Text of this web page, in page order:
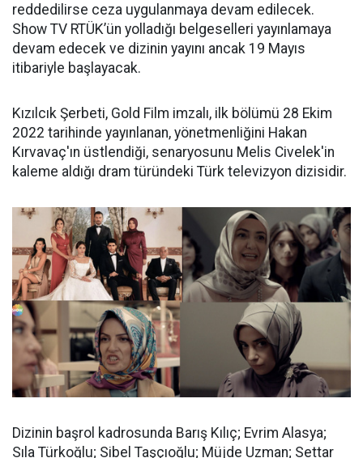
reddedilirse ceza uygulanmaya devam edilecek.
Show TV RTÜK’ün yolladığı belgeselleri yayınlamaya
devam edecek ve dizinin yayını ancak 19 Mayıs
itibariyle başlayacak.
Kızılcık Şerbeti, Gold Film imzalı, ilk bölümü 28 Ekim
2022 tarihinde yayınlanan, yönetmenliğini Hakan
Kırvavaç'ın üstlendiği, senaryosunu Melis Civelek'in
kaleme aldığı dram türündeki Türk televizyon dizisidir.
Dizinin başrol kadrosunda Barış Kılıç; Evrim Alasya;
Sıla Türkoğlu; Sibel Taşçıoğlu; Müjde Uzman; Settar